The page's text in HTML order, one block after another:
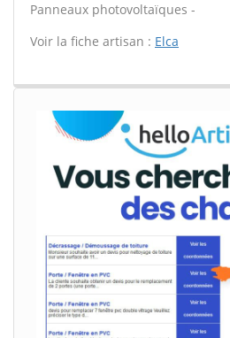
Panneaux photovoltaïques -
Voir la fiche artisan : Elca